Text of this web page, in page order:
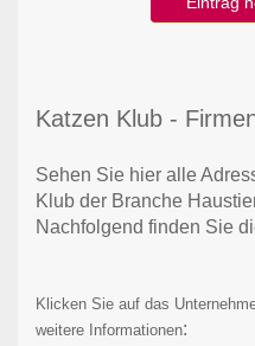
Katzen Klub -
Sehen Sie hier alle
Klub der Branche
Nachfolgend finden Sie
Klicken Sie auf das
weitere Informationen: